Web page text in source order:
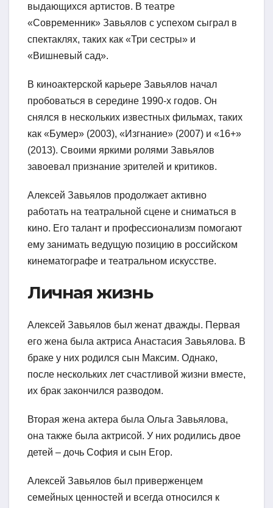
выдающихся артистов. В театре
«Современник» Завьялов с успехом сыграл в
спектаклях, таких как «Три сестры» и
«Вишневый сад».
В киноактерской карьере Завьялов начал
пробоваться в середине 1990-х годов. Он
снялся в нескольких известных фильмах, таких
как «Бумер» (2003), «Изгнание» (2007) и «16+»
(2013). Своими яркими ролями Завьялов
завоевал признание зрителей и критиков.
Алексей Завьялов продолжает активно
работать на театральной сцене и сниматься в
кино. Его талант и профессионализм помогают
ему занимать ведущую позицию в российском
кинематографе и театральном искусстве.
Личная жизнь
Алексей Завьялов был женат дважды. Первая
его жена была актриса Анастасия Завьялова. В
браке у них родился сын Максим. Однако,
после нескольких лет счастливой жизни вместе,
их брак закончился разводом.
Вторая жена актера была Ольга Завьялова,
она также была актрисой. У них родились двое
детей – дочь София и сын Егор.
Алексей Завьялов был приверженцем
семейных ценностей и всегда относился к